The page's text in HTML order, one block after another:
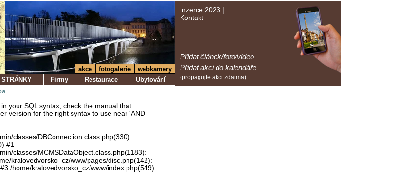
Inzerce 2023 |
Kontakt
Přidat článek/foto/video
Přidat akci do kalendáře
(propagujte akci zdarma)
akce fotogalerie
webkamery
STRÁNKY Firmy Restaurace Ubytování
your SQL syntax; check the manual that
version for the right syntax to use near 'AND
classes/DBConnection.class.php(330):
#1
classes/MCMSDataObject.class.php(1183):
kralovedvorsko_cz/www/pages/disc.php(142):
/home/kralovedvorsko_cz/www/index.php(549):